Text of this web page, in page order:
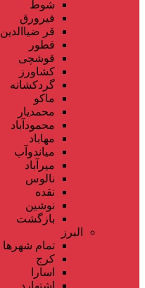
شوط
فیرورق
قر ضیاالدین
قطور
قوشچی
کشاورز
گردکشانه
ماکو
محمدیار
محمودآباد
مهاباد
میاندوآب
میرآباد
نالوس
نقده
نوشین
بازگشت
البرز
تمام شهر‌ها
کرج
اسارا
اشتهارد